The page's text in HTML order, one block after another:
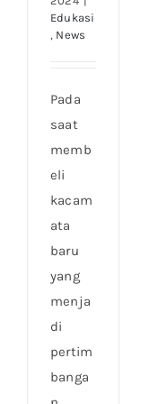
Edukasi
, News
Pada
saat
memb
eli
kacam
ata
baru
yang
menja
di
pertim
banga